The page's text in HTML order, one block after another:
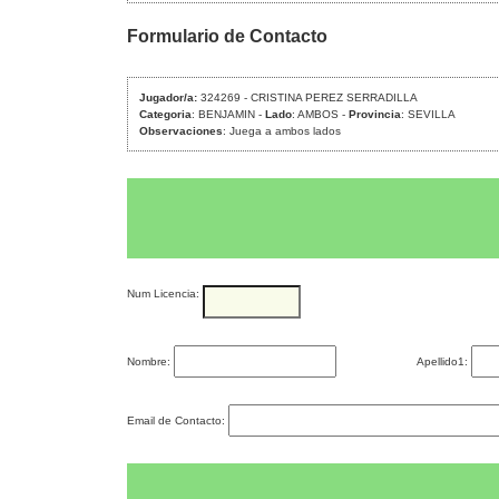
Formulario de Contacto
Jugador/a: 324269 - CRISTINA PEREZ SERRADILLA
Categoria: BENJAMIN - Lado: AMBOS - Provincia: SEVILLA
Observaciones: Juega a ambos lados
Num Licencia:
Nombre: Apellido1:
Email de Contacto: